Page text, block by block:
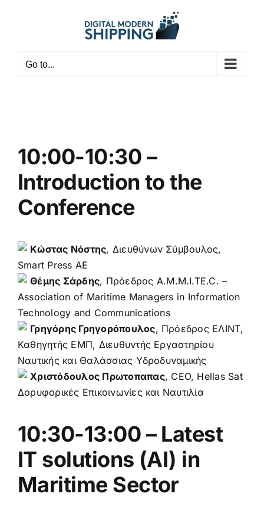
Go to...
10:00-10:30 –
Introduction to the
Conference
Κώστας Νόστης, Διευθύνων Σύμβουλος,
Smart Press AE
Θέμης Σάρδης, Πρόεδρος A.M.M.I.TE.C. –
Association of Maritime Managers in Information
Technology and Communications
Γρηγόρης Γρηγορόπουλος, Πρόεδρος ΕΛΙΝΤ,
Καθηγητής ΕΜΠ, Διευθυντής Εργαστηρίου
Ναυτικής και Θαλάσσιας Υδροδυναμικής
Χριστόδουλος Πρωτοπαπας, CEO, Hellas Sat
Δορυφορικές Επικοινωνίες και Ναυτιλία
10:30-13:00 – Latest
IT solutions (AI) in
Maritime Sector